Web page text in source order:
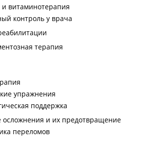
витаминотерапия
контроль у врача
терапия
упражнения
поддержка
и их предотвращение
переломов